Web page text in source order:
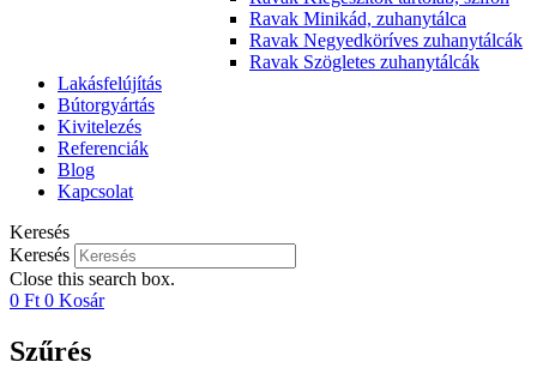
Ravak Minikád, zuhanytálca
Ravak Negyedköríves zuhanytálcák
Ravak Szögletes zuhanytálcák
Lakásfelújítás
Bútorgyártás
Kivitelezés
Referenciák
Blog
Kapcsolat
Keresés
Keresés
Close this search box.
0 Ft 0 Kosár
Szűrés